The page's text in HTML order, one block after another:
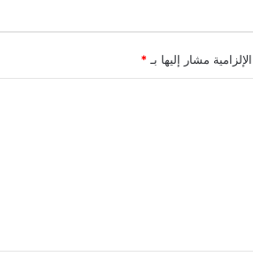
مشار إليها بـ *